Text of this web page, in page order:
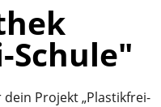
Projekt „Plastikfrei-